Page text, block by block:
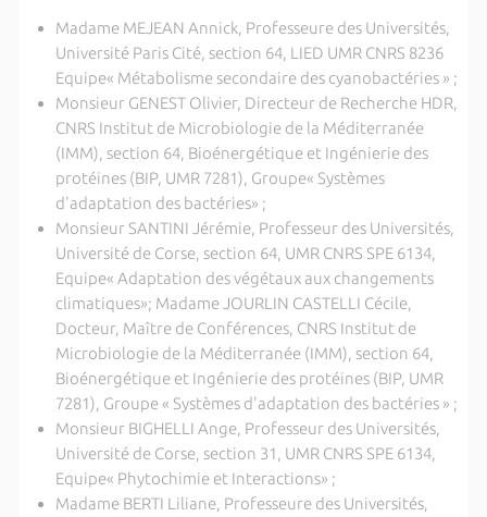
Madame MEJEAN Annick, Professeure des Universités,
Université Paris Cité, section 64, LIED UMR CNRS 8236
Equipe« Métabolisme secondaire des cyanobactéries » ;
Monsieur GENEST Olivier, Directeur de Recherche HDR,
CNRS Institut de Microbiologie de la Méditerranée
(IMM), section 64, Bioénergétique et Ingénierie des
protéines (BIP, UMR 7281), Groupe« Systèmes
d'adaptation des bactéries» ;
Monsieur SANTINI Jérémie, Professeur des Universités,
Université de Corse, section 64, UMR CNRS SPE 6134,
Equipe« Adaptation des végétaux aux changements
climatiques»; Madame JOURLIN CASTELLI Cécile,
Docteur, Maître de Conférences, CNRS Institut de
Microbiologie de la Méditerranée (IMM), section 64,
Bioénergétique et Ingénierie des protéines (BIP, UMR
7281), Groupe « Systèmes d'adaptation des bactéries » ;
Monsieur BIGHELLI Ange, Professeur des Universités,
Université de Corse, section 31, UMR CNRS SPE 6134,
Equipe« Phytochimie et Interactions» ;
Madame BERTI Liliane, Professeure des Universités,